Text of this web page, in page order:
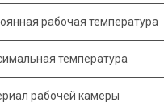
рабочая температура
температура
рабочей камеры